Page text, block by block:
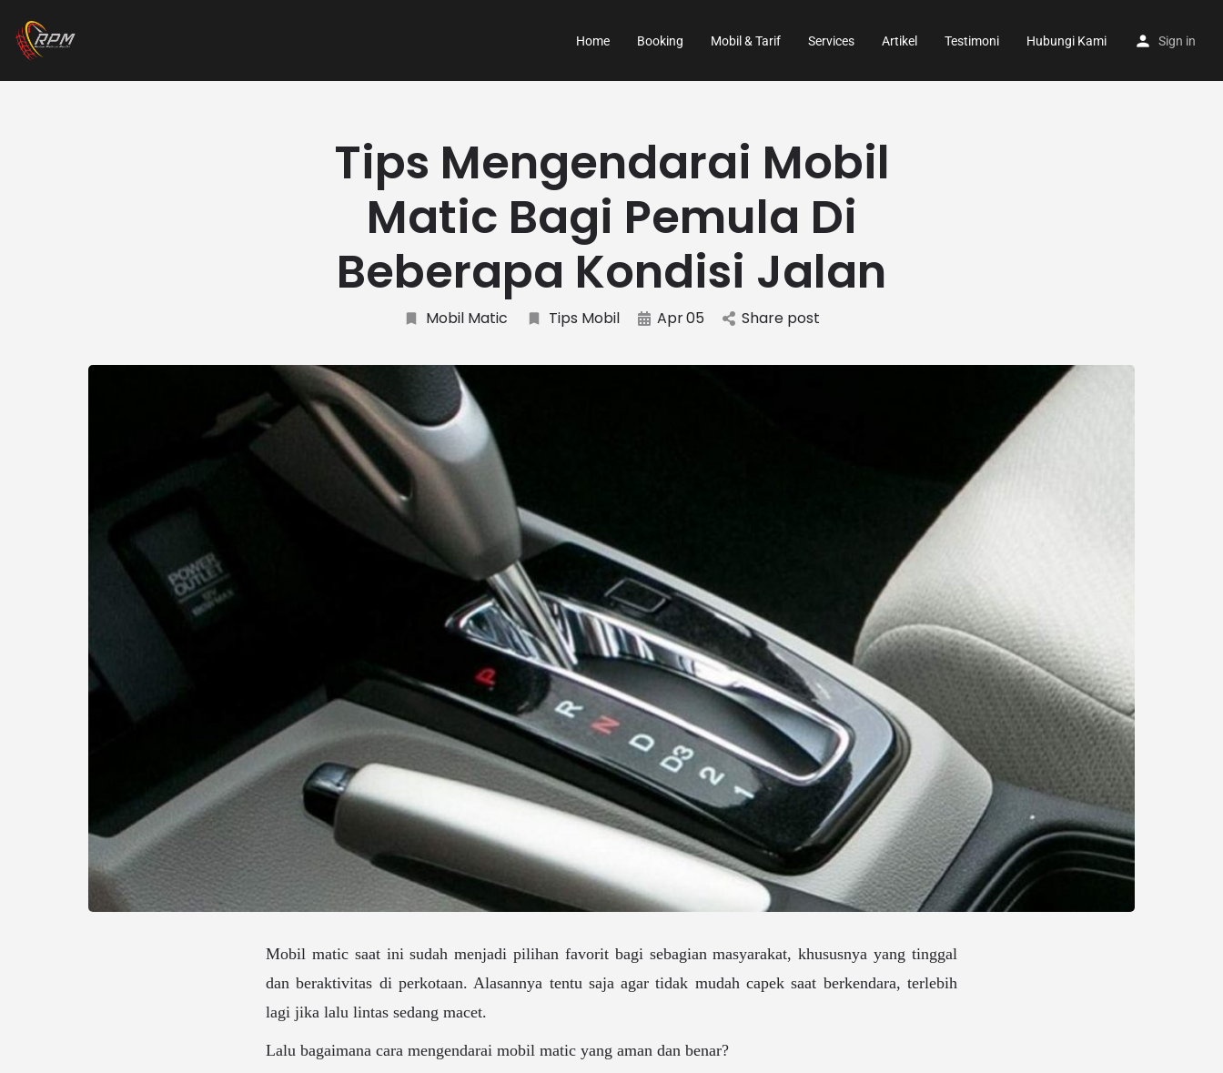
Home Booking Mobil & Tarif Services Artikel Testimoni Hubungi Kami Sign in
Tips Mengendarai Mobil
Matic Bagi Pemula Di
Beberapa Kondisi Jalan
Mobil Matic Tips Mobil Apr05 Share post
Mobil matic saat ini sudah menjadi pilihan favorit bagi sebagian masyarakat, khususnya yang tinggal
dan beraktivitas di perkotaan. Alasannya tentu saja agar tidak mudah capek saat berkendara, terlebih
lagi jika lalu lintas sedang macet.
Lalu bagaimana cara mengendarai mobil matic yang aman dan benar?